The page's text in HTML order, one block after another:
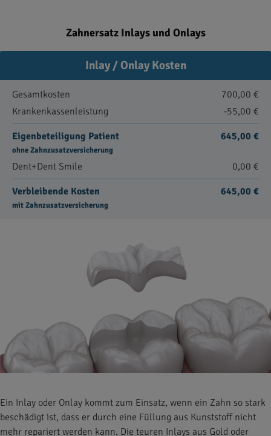
Zahnersatz Inlays und Onlays
Inlay / Onlay Kosten
Gesamtkosten
700,00 €
Krankenkassenleistung
-55,00 €
Eigenbeteiligung Patient
ohne Zahnzusatzversicherung
645,00 €
Dent+Dent Smile 0,00 €
Verbleibende Kosten
mit Zahnzusatzversicherung
645,00 €
Ein Inlay oder Onlay kommt zum Einsatz, wenn ein Zahn so stark
beschädigt ist, dass er durch eine Füllung aus Kunststoff nicht
mehr repariert werden kann. Die teuren Inlays aus Gold oder